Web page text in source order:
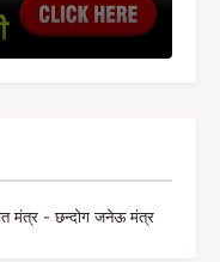
मंत्र - छन्दोग जनेऊ मंत्र